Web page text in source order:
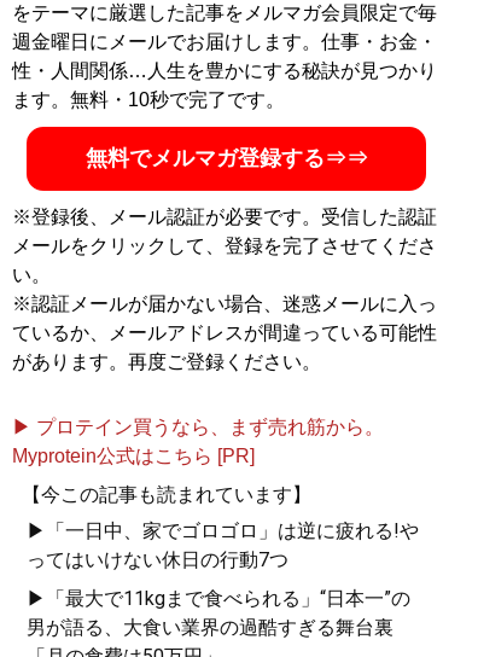
をテーマに厳選した記事をメルマガ会員限定で毎
週金曜日にメールでお届けします。仕事・お金・
性・人間関係…人生を豊かにする秘訣が見つかり
ます。無料・10秒で完了です。
無料でメルマガ登録する⇒⇒
※登録後、メール認証が必要です。受信した認証
メールをクリックして、登録を完了させてくださ
い。
※認証メールが届かない場合、迷惑メールに入っ
ているか、メールアドレスが間違っている可能性
があります。再度ご登録ください。
▶ プロテイン買うなら、まず売れ筋から。
Myprotein公式はこちら [PR]
【今この記事も読まれています】
▶「一日中、家でゴロゴロ」は逆に疲れる!や
ってはいけない休日の行動7つ
▶「最大で11kgまで食べられる」“日本一”の
男が語る、大食い業界の過酷すぎる舞台裏